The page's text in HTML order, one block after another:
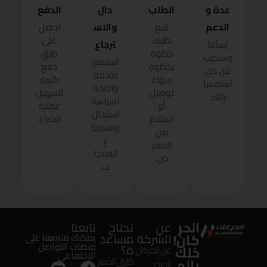
عدة و
الدعم
إسألنا
وسنجيب
عن كل
استفسا
راتك.
الطلب
تتبع
طلبك
خطوة
بخطوة
سواء
توصيل
أو
استلام
من
المعر
ض.
دال
والاس
ترجاع
استمتع
بخدمة
واضحة
لسياسة
استبدال
واسترجا
ع
المنتجا
ت.
الدفع
احصل
على
طرق
دفع
كثيرة
لتسهيل
عملية
الشراء.
الحر
كان!
خلك
عن
الشركة
عن الحركان
تحتاج
مساعد
ة؟
طرق الدفع
تابعنا
يمكنك متابعتنا على
منصات التواصل
الإجتماعى